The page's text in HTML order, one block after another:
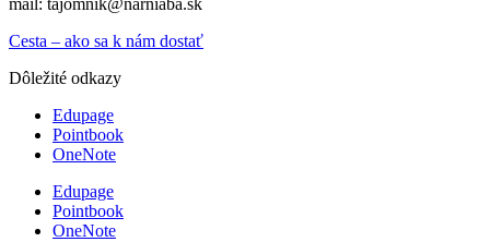
mail: tajomnik@narniaba.sk
Cesta – ako sa k nám dostať
Dôležité odkazy
Edupage
Pointbook
OneNote
Edupage
Pointbook
OneNote